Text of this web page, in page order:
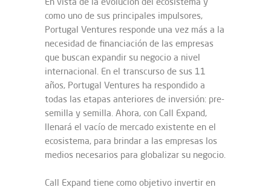
como uno de sus principales impulsores,
Portugal Ventures responde una vez más a la
necesidad de financiación de las empresas
que buscan expandir su negocio a nivel
internacional. En el transcurso de sus 11
años, Portugal Ventures ha respondido a
todas las etapas anteriores de inversión: pre-
semilla y semilla. Ahora, con Call Expand,
llenará el vacío de mercado existente en el
ecosistema, para brindar a las empresas los
medios necesarios para globalizar su negocio.
Call Expand tiene como objetivo invertir en